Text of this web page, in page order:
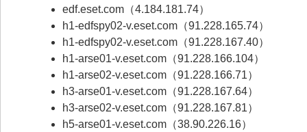
edf.eset.com（4.184.181.74）
h1-edfspy02-v.eset.com（91.228.165.74）
h1-edfspy02-v.eset.com（91.228.167.40）
h1-arse01-v.eset.com（91.228.166.104）
h1-arse02-v.eset.com（91.228.166.71）
h3-arse01-v.eset.com（91.228.167.64）
h3-arse02-v.eset.com（91.228.167.81）
h5-arse01-v.eset.com（38.90.226.16）